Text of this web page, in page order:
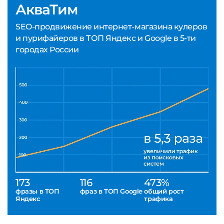
АкваТим
SEO-продвижение интернет-магазина кулеров
и пурифайеров в ТОП Яндекс и Google в 5-ти
городах России
173
фразы в ТОП
Яндекс
116
фраз в ТОП Google
473%
общий рост
трафика